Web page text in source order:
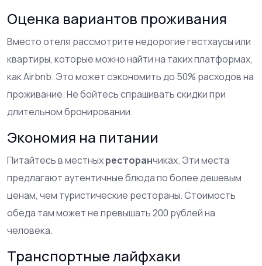
Оценка вариантов проживания
Вместо отеля рассмотрите недорогие гестхаусы или
квартиры, которые можно найти на таких платформах,
как Airbnb. Это может сэкономить до 50% расходов на
проживание. Не бойтесь спрашивать скидки при
длительном бронировании.
Экономия на питании
Питайтесь в местныхресторанчиках. Эти места
предлагают аутентичные блюда по более дешевым
ценам, чем туристические рестораны. Стоимость
обеда там может не превышать 200 рублей на
человека.
Транспортные лайфхаки